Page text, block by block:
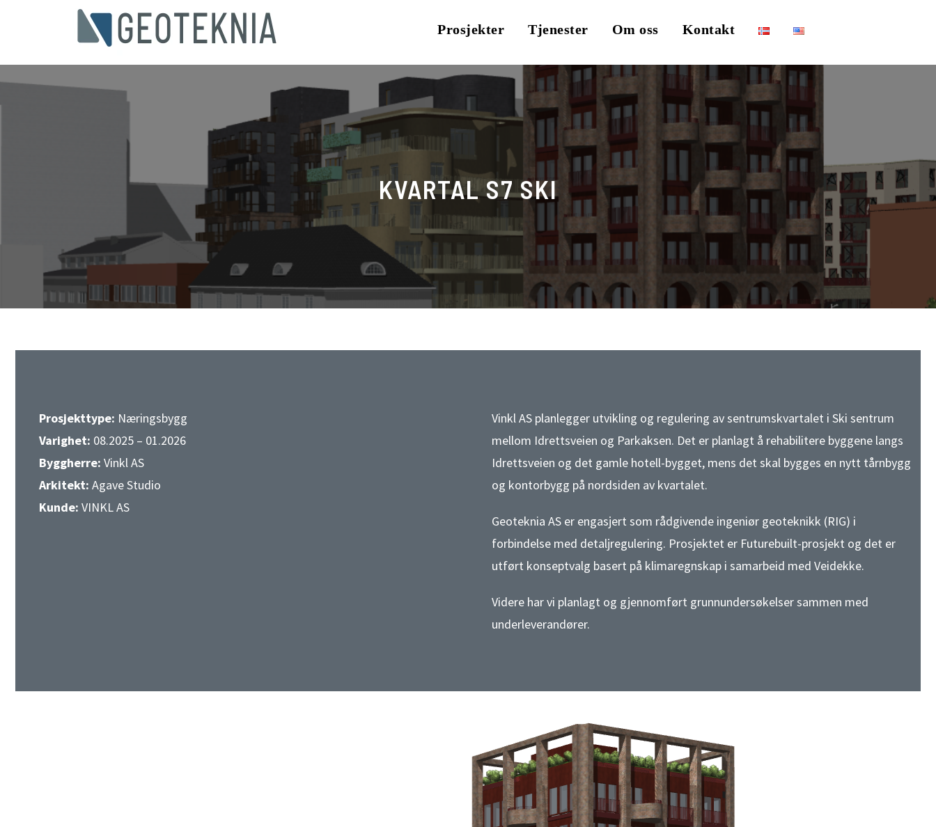
Prosjekter Tjenester Om oss Kontakt
KVARTAL S7 SKI
Prosjekttype: Næringsbygg
Varighet: 08.2025 – 01.2026
Byggherre: Vinkl AS
Arkitekt: Agave Studio
Kunde: VINKL AS
Vinkl AS planlegger utvikling og regulering av sentrumskvartalet i Ski sentrum
mellom Idrettsveien og Parkaksen. Det er planlagt å rehabilitere byggene langs
Idrettsveien og det gamle hotell-bygget, mens det skal bygges en nytt tårnbygg
og kontorbygg på nordsiden av kvartalet.
Geoteknia AS er engasjert som rådgivende ingeniør geoteknikk (RIG) i
forbindelse med detaljregulering. Prosjektet er Futurebuilt-prosjekt og det er
utført konseptvalg basert på klimaregnskap i samarbeid med Veidekke.
Videre har vi planlagt og gjennomført grunnundersøkelser sammen med
underleverandører.